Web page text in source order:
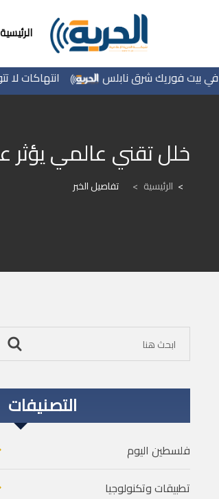
الرئيسية
انتهاكات لا تتوقف :
خلل تقني عالمي
الرئيسية > تفاصيل الخبر
التصنيفات
فلسطين اليوم
تطبيقات وتكنولوجيا